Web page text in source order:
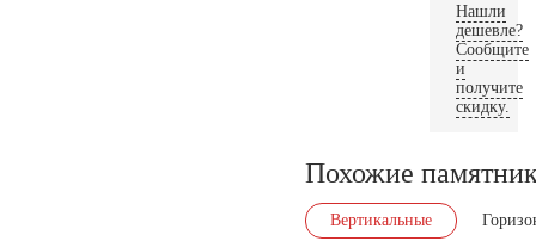
Нашли
дешевле?
Сообщите
и
получите
скидку.
Похожие
Вертикальные